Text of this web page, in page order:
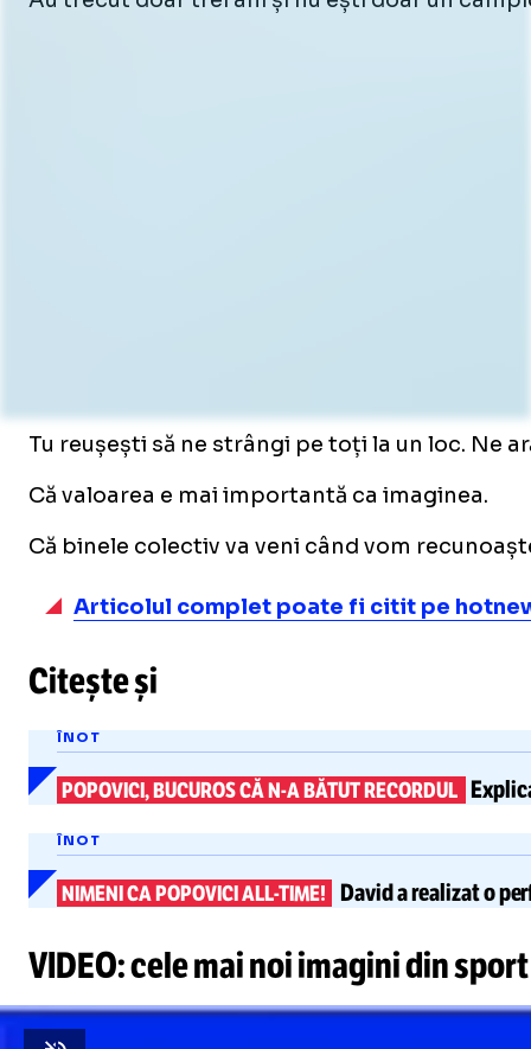
Tu reușești să ne strângi pe toți la un loc. Ne
Că valoarea e mai importantă ca imaginea.
Că binele colectiv va veni când vom
Articolul complet poate fi citit pe
Citește și
ÎNOT
POPOVICI, BUCUROS CĂN-ABĂTUT RECORDUL
ÎNOT
NIMENI CA POPOVICI ALL-TIME! David a realizat o
VIDEO: cele mai noi imagini din sport